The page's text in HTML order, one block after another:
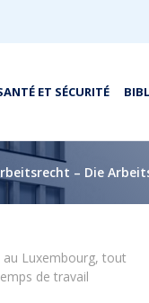
ET SÉCURITÉ
– Die
Luxembourg, tout
de travail